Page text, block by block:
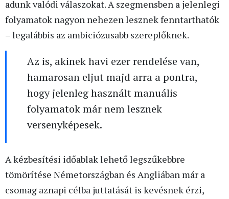
adunk valódi válaszokat. A szegmensben a jelenlegi
folyamatok nagyon nehezen lesznek fenntarthatók
– legalábbis az ambiciózusabb szereplőknek.
Az is, akinek havi ezer rendelése van,
hamarosan eljut majd arra a pontra,
hogy jelenleg használt manuális
folyamatok már nem lesznek
versenyképesek.
A kézbesítési időablak lehető legszűkebbre
tömörítése Németországban és Angliában már a
csomag aznapi célba juttatását is kevésnek érzi,